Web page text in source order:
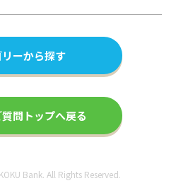
ーから探す
問トップへ戻る
Bank. All Rights Reserved.